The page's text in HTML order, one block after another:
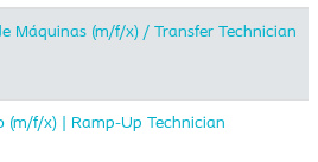
Máquinas (m/f/x) / Transfer Technician
(m/f/x) | Ramp-Up Technician